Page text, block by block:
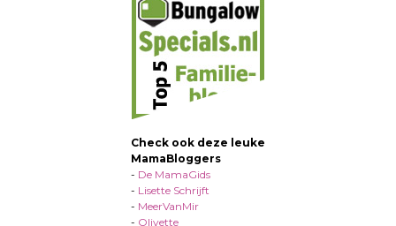
Check ook deze leuke
MamaBloggers
- De MamaGids
- Lisette Schrijft
- MeerVanMir
- Olivette